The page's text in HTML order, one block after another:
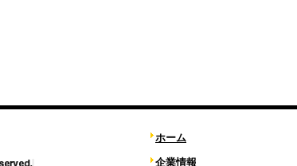
ホーム
企業情報